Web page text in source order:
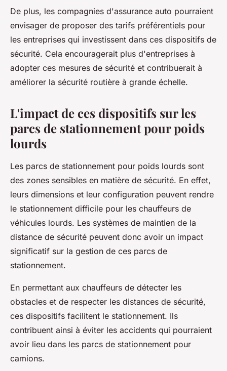
De plus, les compagnies d'assurance auto pourraient
envisager de proposer des tarifs préférentiels pour
les entreprises qui investissent dans ces dispositifs de
sécurité. Cela encouragerait plus d'entreprises à
adopter ces mesures de sécurité et contribuerait à
améliorer la sécurité routière à grande échelle.
L'impact de ces dispositifs sur les
parcs de stationnement pour poids
lourds
Les parcs de stationnement pour poids lourds sont
des zones sensibles en matière de sécurité. En effet,
leurs dimensions et leur configuration peuvent rendre
le stationnement difficile pour les chauffeurs de
véhicules lourds. Les systèmes de maintien de la
distance de sécurité peuvent donc avoir un impact
significatif sur la gestion de ces parcs de
stationnement.
En permettant aux chauffeurs de détecter les
obstacles et de respecter les distances de sécurité,
ces dispositifs facilitent le stationnement. Ils
contribuent ainsi à éviter les accidents qui pourraient
avoir lieu dans les parcs de stationnement pour
camions.